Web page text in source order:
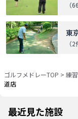
（
東
（2
ゴルフメドレーTOP > 練
道店
最近見た施設